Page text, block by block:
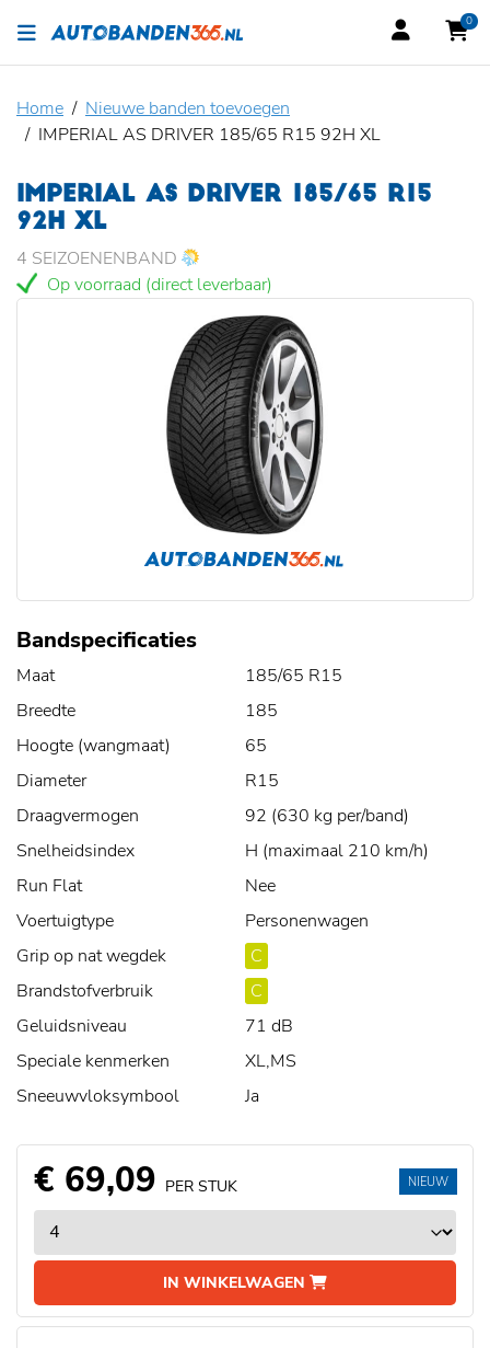
0
Home
Nieuwe banden toevoegen
IMPERIAL AS DRIVER 185/65 R15 92H XL
IMPERIAL AS DRIVER 185/65 R15
92H XL
4 SEIZOENENBAND
Op voorraad (direct leverbaar)
Bandspecificaties
Maat
185/65 R15
Breedte
185
Hoogte (wangmaat)
65
Diameter
R15
Draagvermogen
92 (630 kg per/band)
Snelheidsindex
H (maximaal 210 km/h)
Run Flat
Nee
Voertuigtype
Personenwagen
Grip op nat wegdek
C
Brandstofverbruik
C
Geluidsniveau
71 dB
Speciale kenmerken
XL,MS
Sneeuwvloksymbool
Ja
€ 69,09 PER STUK
IN WINKELWAGEN
NIEUW